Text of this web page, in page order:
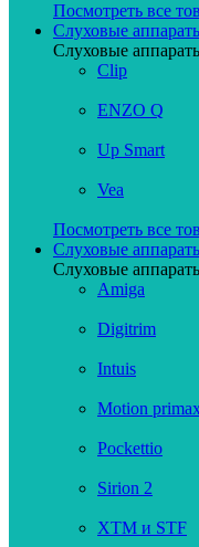
Посмотреть все
Слуховые
Слуховые
Clip
ENZO Q
Up Smart
Vea
Посмотреть все
Слуховые
Слуховые
Amiga
Digitrim
Intuis
Motion
Pockettio
Sirion 2
XTM и STF